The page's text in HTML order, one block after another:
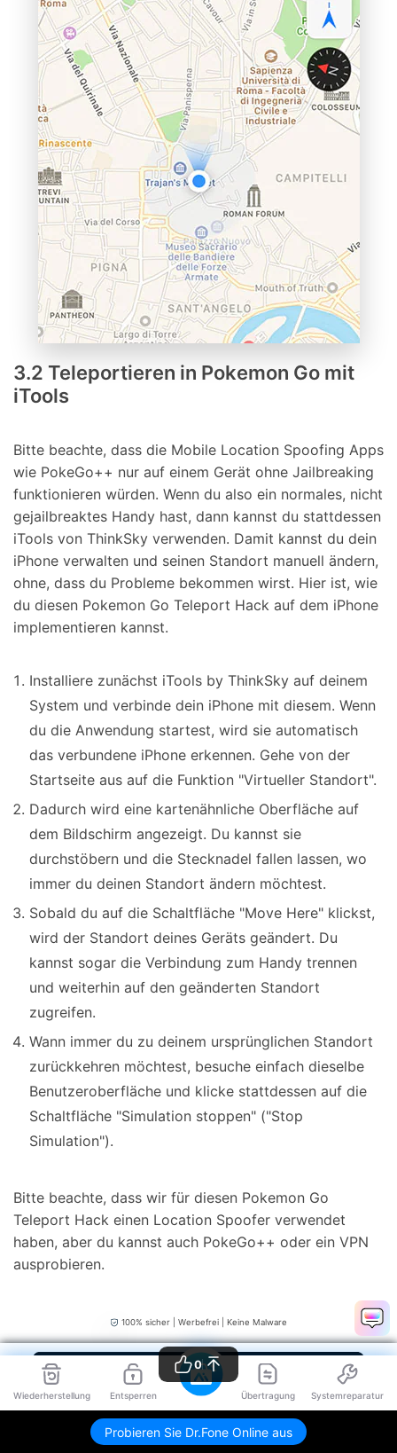
Wiederherstellung Entsperren Übertragung Systemreparatur
Probieren Sie Dr.Fone Online aus
3.2 Teleportieren in Pokemon Go mit
iTools
Bitte beachte, dass die Mobile Location Spoofing Apps
wie PokeGo++ nur auf einem Gerät ohne Jailbreaking
funktionieren würden. Wenn du also ein normales, nicht
gejailbreaktes Handy hast, dann kannst du stattdessen
iTools von ThinkSky verwenden. Damit kannst du dein
iPhone verwalten und seinen Standort manuell ändern,
ohne, dass du Probleme bekommen wirst. Hier ist, wie
du diesen Pokemon Go Teleport Hack auf dem iPhone
implementieren kannst.
Installiere zunächst iTools by ThinkSky auf deinem
System und verbinde dein iPhone mit diesem. Wenn
du die Anwendung startest, wird sie automatisch
das verbundene iPhone erkennen. Gehe von der
Startseite aus auf die Funktion "Virtueller Standort".
Dadurch wird eine kartenähnliche Oberfläche auf
dem Bildschirm angezeigt. Du kannst sie
durchstöbern und die Stecknadel fallen lassen, wo
immer du deinen Standort ändern möchtest.
Sobald du auf die Schaltfläche "Move Here" klickst,
wird der Standort deines Geräts geändert. Du
kannst sogar die Verbindung zum Handy trennen
und weiterhin auf den geänderten Standort
zugreifen.
Wann immer du zu deinem ursprünglichen Standort
zurückkehren möchtest, besuche einfach dieselbe
Benutzeroberfläche und klicke stattdessen auf die
Schaltfläche "Simulation stoppen" ("Stop
Simulation").
Bitte beachte, dass wir für diesen Pokemon Go
Teleport Hack einen Location Spoofer verwendet
haben, aber du kannst auch PokeGo++ oder ein VPN
ausprobieren.
100% sicher | Werbefrei | Keine Malware
Teil 4: Wie teleportiere ich in
0